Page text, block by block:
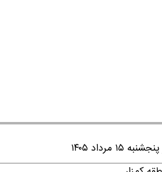
۱۴۰۵